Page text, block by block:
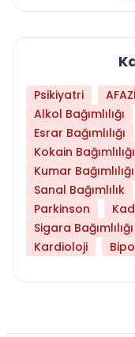
Psikiyatri AFAZİ
Alkol Bağımlılığı
Esrar Bağımlılığı
Kokain Bağımlılığı
Kumar Bağımlılığı
Sanal Bağımlılık
Parkinson
Sigara Bağımlılığı
Kardioloji